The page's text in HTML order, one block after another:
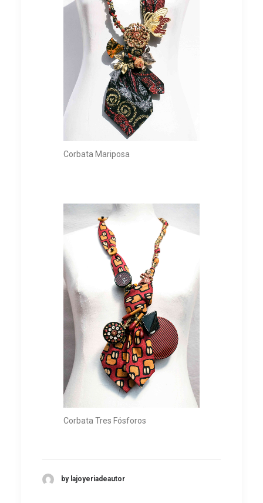
Corbata Mariposa
Corbata Tres Fósforos
by lajoyeriadeautor